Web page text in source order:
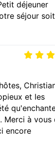
déjeuner
séjour soit
et les
Merci à vous
encore